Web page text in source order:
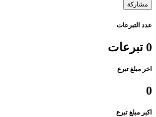
مشاركة
عدد التبرعات
0 تبرعات
اخر مبلغ تبرع
0
اكبر مبلغ تبرع